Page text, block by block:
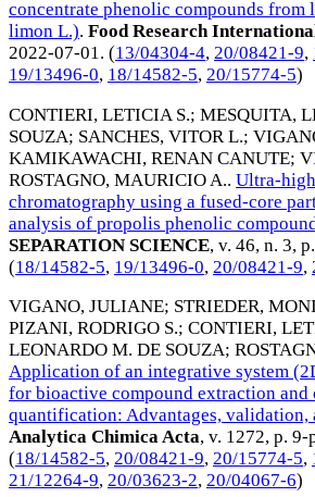
concentrate phenolic compounds from
limon L.). Food Research
2022-07-01. (13/04304-4, 20/08421-9,
19/13496-0, 18/14582-5, 20/15774-5)
CONTIERI, LETICIA S.; MESQUITA,
SOUZA; SANCHES, VITOR L.;
KAMIKAWACHI, RENAN CANUTE;
ROSTAGNO, MAURICIO A.. Ultra-
chromatography using a fused-core
analysis of propolis phenolic
SEPARATION SCIENCE, v. 46, n. 3,
(18/14582-5, 19/13496-0, 20/08421-9,
VIGANO, JULIANE; STRIEDER,
PIZANI, RODRIGO S.; CONTIERI,
LEONARDO M. DE SOUZA;
Application of an integrative system
for bioactive compound extraction and
quantification: Advantages, validation,
Analytica Chimica Acta, v. 1272, p. 9-
(18/14582-5, 20/08421-9, 20/15774-5,
21/12264-9, 20/03623-2, 20/04067-6)